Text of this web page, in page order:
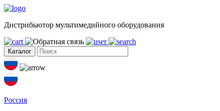
Дистрибьютор мультимедийного оборудования
Каталог
Россия